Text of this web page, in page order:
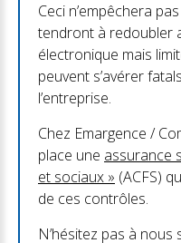
Ceci n’empêchera
tendront à redoubler
électronique mais
peuvent s’avérer
l’entreprise.
Chez Emargence /
place une assurance
et sociaux » (ACFS)
de ces contrôles.
N’hésitez pas à